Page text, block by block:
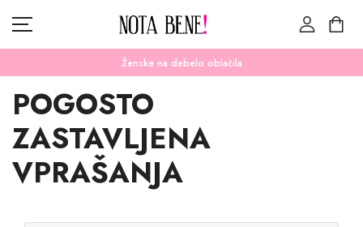
Ženske na debelo oblačila
NOVICE
KATEGORIJE
POGOSTO
ZASTAVLJENA
VPRAŠANJA